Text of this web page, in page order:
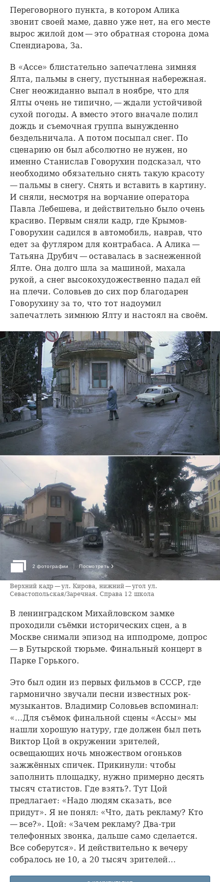
Переговорного пункта, в котором Алика
звонит своей маме, давно уже нет, на его месте
вырос жилой дом — это обратная сторона дома
Спендиарова, За.
В «Ассе» блистательно запечатлена зимняя
Ялта, пальмы в снегу, пустынная набережная.
Снег неожиданно выпал в ноябре, что для
Ялты очень не типично, — ждали устойчивой
сухой погоды. А вместо этого вначале полил
дождь и съемочная группа вынужденно
бездельничала. А потом посыпал снег. По
сценарию он был абсолютно не нужен, но
именно Станислав Говорухин подсказал, что
необходимо обязательно снять такую красоту
— пальмы в снегу. Снять и вставить в картину.
И сняли, несмотря на ворчание оператора
Павла Лебешева, и действительно было очень
красиво. Первым сняли кадр, где Крымов-
Говорухин садился в автомобиль, наврав, что
едет за футляром для контрабаса. А Алика —
Татьяна Друбич — оставалась в заснеженной
Ялте. Она долго шла за машиной, махала
рукой, а снег высокохудожественно падал ей
на плечи. Соловьев до сих пор благодарен
Говорухину за то, что тот надоумил
запечатлеть зимнюю Ялту и настоял на своём.
2 фотографии Посмотреть ›
Верхний кадр — ул. Кирова, нижний — угол ул.
Севастопольская/Заречная. Справа 12 школа
В ленинградском Михайловском замке
проходили съёмки исторических сцен, а в
Москве снимали эпизод на ипподроме, допрос
— в Бутырской тюрьме. Финальный концерт в
Парке Горького.
Это был один из первых фильмов в СССР, где
гармонично звучали песни известных рок-
музыкантов. Владимир Соловьев вспоминал:
«…Для съёмок финальной сцены «Ассы» мы
нашли хорошую натуру, где должен был петь
Виктор Цой в окружении зрителей,
освещающих ночь множеством огоньков
зажжённых спичек. Прикинули: чтобы
заполнить площадку, нужно примерно десять
тысяч статистов. Где взять?. Тут Цой
предлагает: «Надо людям сказать, все
придут». Я не понял: «Что, дать рекламу? Кто
— все?». Цой: «Зачем рекламу? Два-три
телефонных звонка, дальше само сделается.
Все соберутся». И действительно к вечеру
собралось не 10, а 20 тысяч зрителей…